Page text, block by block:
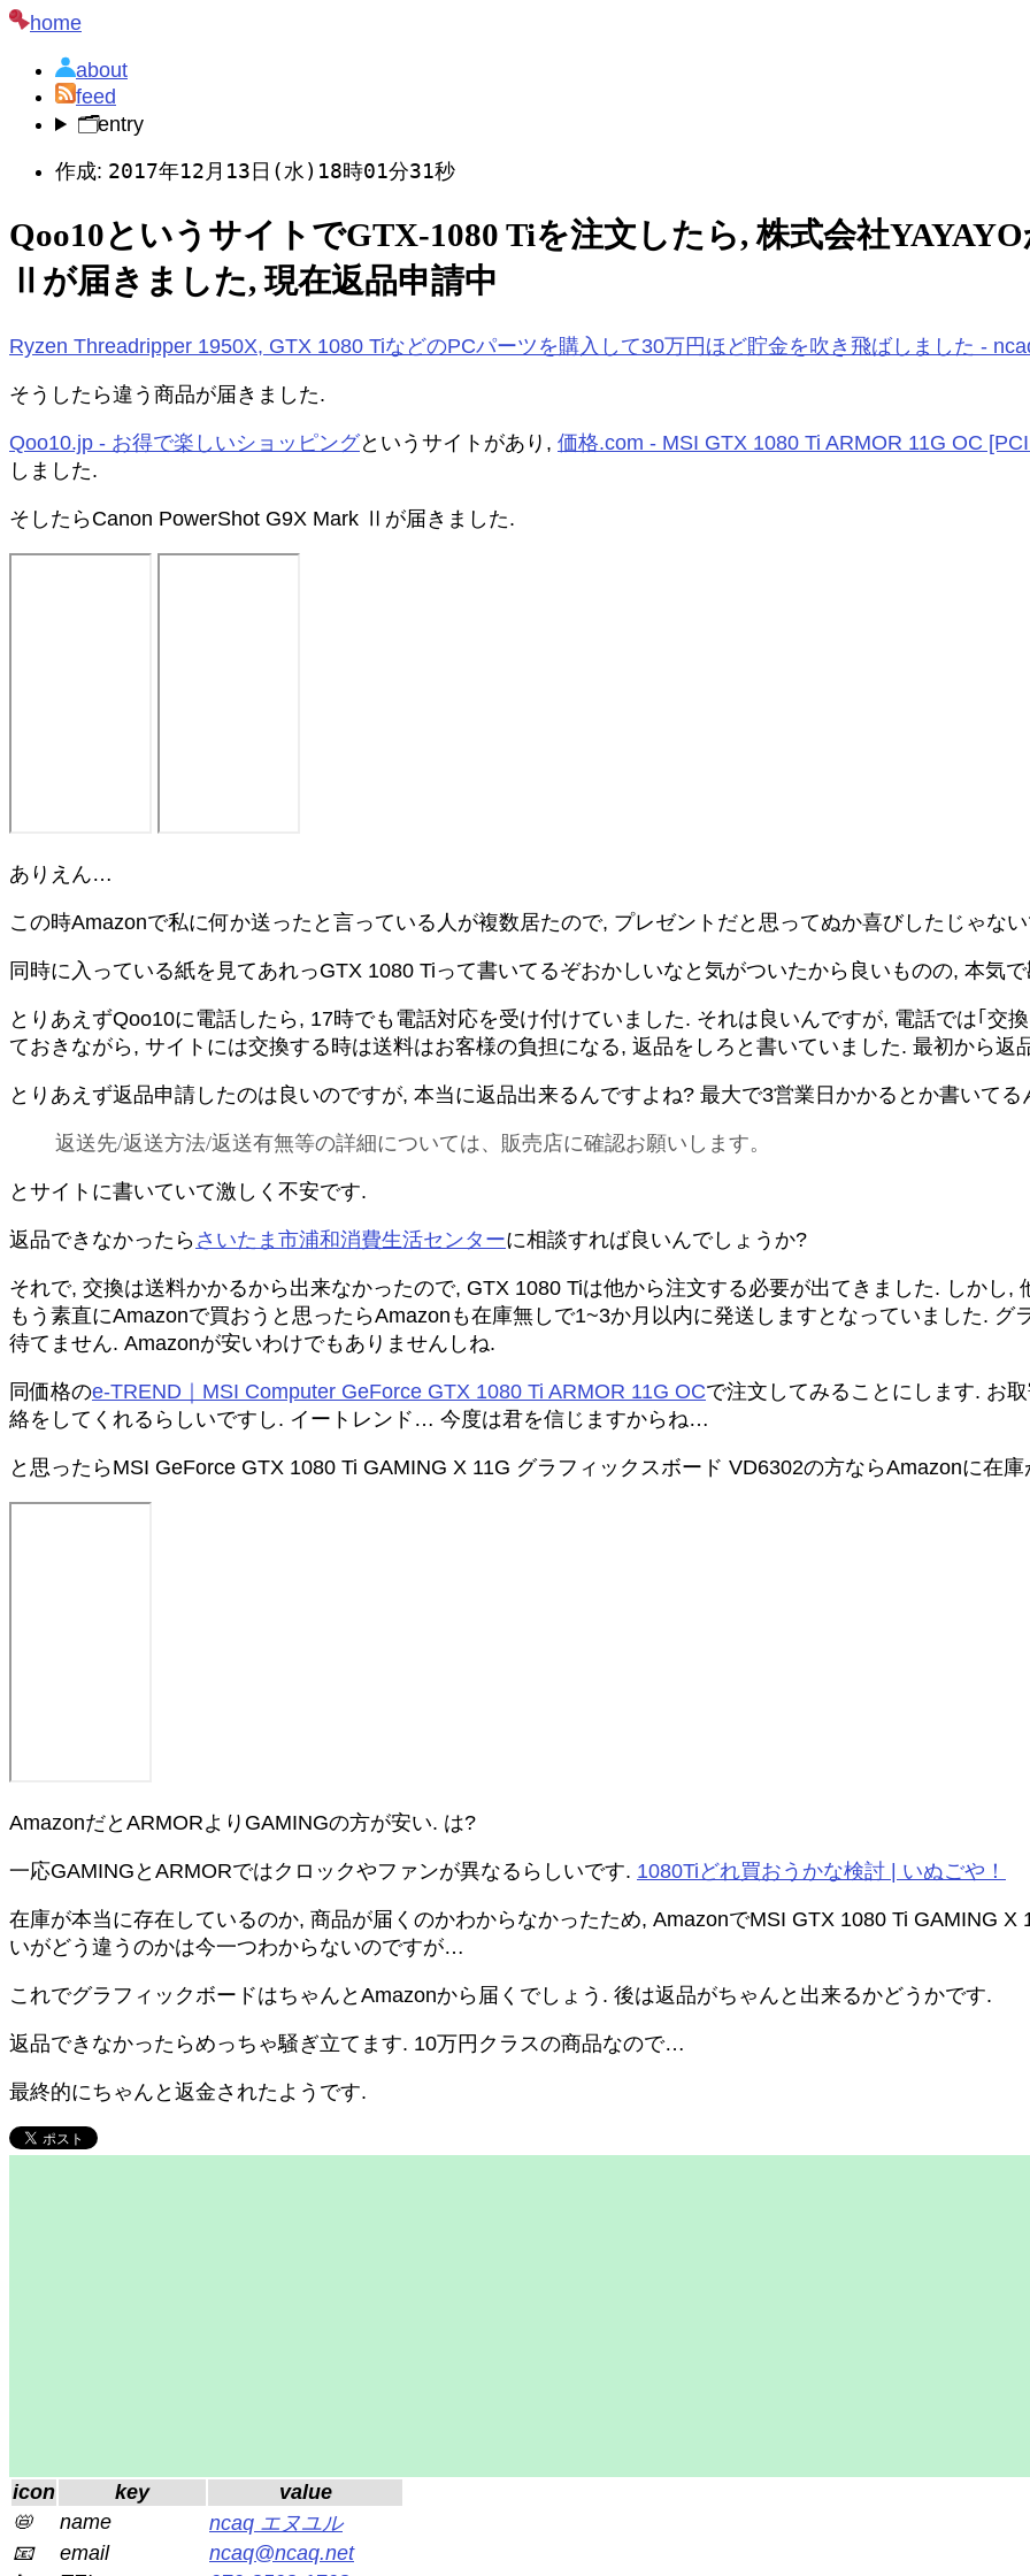
home
about
feed
🗂️entry
作成: 2017年12月13日(水)18時01分31秒
Qoo10というサイトでGTX-1080 Tiを注文したら, 株式会社
Ⅱが届きました, 現在返品申請中
Ryzen Threadripper 1950X, GTX 1080 TiなどのPCパーツを購入して30万円ほど貯金を吹き飛ばしました -
そうしたら違う商品が届きました.
Qoo10.jp - お得で楽しいショッピングというサイトがあり, 価格.com - MSI GTX 1080 Ti ARMOR 11G OC
しました.
そしたらCanon PowerShot G9X Mark Ⅱが届きました.
ありえん…
この時Amazonで私に何か送ったと言っている人が複数居たので, プレゼントだと思ってぬか喜びしたじゃな
同時に入っている紙を見てあれっGTX 1080 Tiって書いてるぞおかしいなと気がついたから良いものの, 本気
とりあえずQoo10に電話したら, 17時でも電話対応を受け付けていました. それは良いんですが, 電話では｢交
ておきながら, サイトには交換する時は送料はお客様の負担になる, 返品をしろと書いていました. 最初から
とりあえず返品申請したのは良いのですが, 本当に返品出来るんですよね? 最大で3営業日かかるとか書いて
返送先/返送方法/返送有無等の詳細については、販売店に確認お願いします。
とサイトに書いていて激しく不安です.
返品できなかったら さいたま市浦和消費生活センターに相談すれば良いんでしょうか?
それで, 交換は送料かかるから出来なかったので, GTX 1080 Tiは他から注文する必要が出てきました. しかし
もう素直にAmazonで買おうと思ったらAmazonも在庫無しで1~3か月以内に発送しますとなっていました.
待てません. Amazonが安いわけでもありませんしね.
同価格のe-TREND｜MSI Computer GeForce GTX 1080 Ti ARMOR 11G OCで注文してみることにします. お
絡をしてくれるらしいですし. イートレンド… 今度は君を信じますからね…
と思ったらMSI GeForce GTX 1080 Ti GAMING X 11G グラフィックスボード VD6302の方ならAmazonに在
AmazonだとARMORよりGAMINGの方が安い. は?
一応GAMINGとARMORではクロックやファンが異なるらしいです. 1080Tiどれ買おうかな検討 | いぬごや！
在庫が本当に存在しているのか, 商品が届くのかわからなかったため, AmazonでMSI GTX 1080 Ti GAMING
いがどう違うのかは今一つわからないのですが…
これでグラフィックボードはちゃんとAmazonから届くでしょう. 後は返品がちゃんと出来るかどうかです.
返品できなかったらめっちゃ騒ぎ立てます. 10万円クラスの商品なので…
最終的にちゃんと返金されたようです.
icon key
value
📛
name
ncaq エヌユル
📧
email
ncaq@ncaq.net